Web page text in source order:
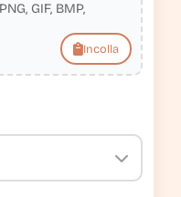
GIF, BMP,
Incolla